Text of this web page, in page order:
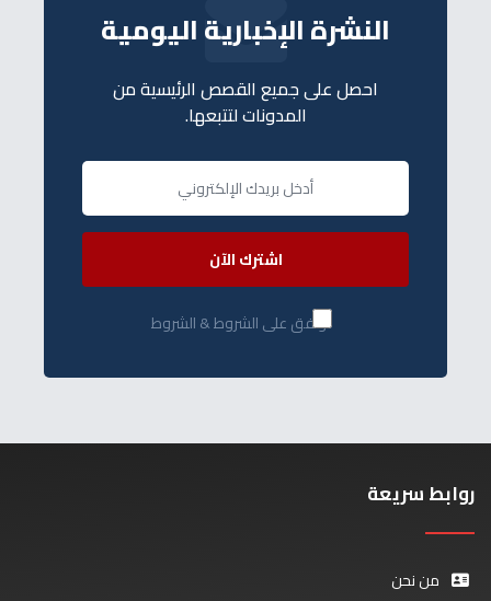
النشرة الإخبارية اليومية
احصل على جميع القصص الرئيسية من
المدونات لتتبعها.
اشترك الآن
أوافق على الشروط & الشروط
روابط سريعة
من نحن